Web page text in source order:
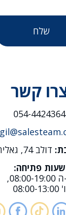
קשר
054-4424364
דולב 74, גאליה
שעות פתיחה:
19:00,
ו' 08:00-13:00